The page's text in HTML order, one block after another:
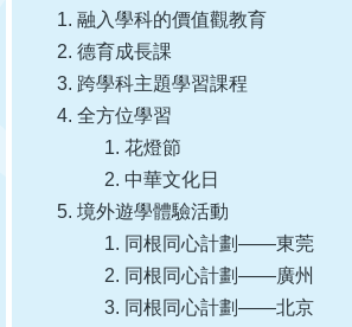
融入學科的價值觀教育
德育成長課
跨學科主題學習課程
全方位學習
花燈節
中華文化日
境外遊學體驗活動
同根同心計劃——東莞
同根同心計劃——廣州
同根同心計劃——北京